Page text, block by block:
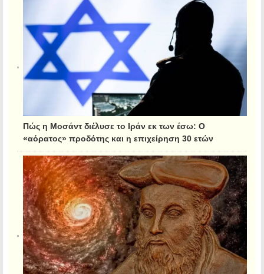
Πώς η Μοσάντ διέλυσε το Ιράν εκ των έσω: Ο
«αόρατος» προδότης και η επιχείρηση 30 ετών